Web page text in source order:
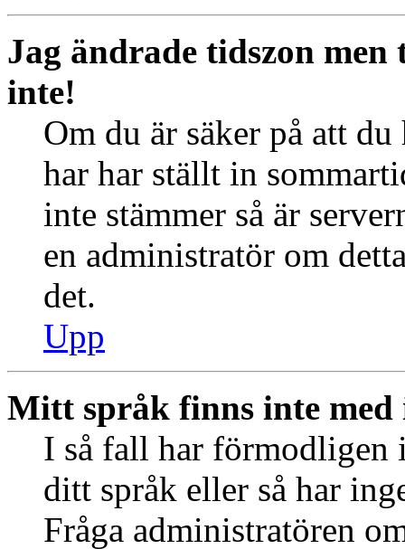
Jag ändrade tidszon
inte!
Om du är säker på att
har har ställt in
inte stämmer så är
en administratör om
det.
Upp
Mitt språk finns inte med
I så fall har förmodligen
ditt språk eller så har
Fråga administratören